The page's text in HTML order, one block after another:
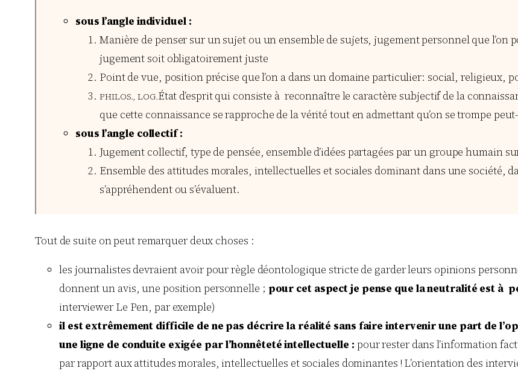
sous l’angle individuel :
Manière de penser sur un sujet ou un ensemble de sujets, jugement personnel que l’on
jugement soit obligatoirement juste
Point de vue, position précise que l’on a dans un domaine particulier: social, religieux,
PHILOS., LOG.État d’esprit qui consiste à reconnaître le caractère subjectif de la
que cette connaissance se rapproche de la vérité tout en admettant qu’on se trompe
sous l’angle collectif :
Jugement collectif, type de pensée, ensemble d’idées partagées par un groupe humain
Ensemble des attitudes morales, intellectuelles et sociales dominant dans une société,
s’appréhendent ou s’évaluent.
Tout de suite on peut remarquer deux choses :
les journalistes devraient avoir pour règle déontologique stricte de garder leurs opinions
donnent un avis, une position personnelle ; pour cet aspect je pense que la neutralité est à
interviewer Le Pen, par exemple)
il est extrêmement difficile de ne pas décrire la réalité sans faire intervenir une part de
une ligne de conduite exigée par l’honnêteté intellectuelle : pour rester dans l’information
par rapport aux attitudes morales, intellectuelles et sociales dominantes ! L’orientation des